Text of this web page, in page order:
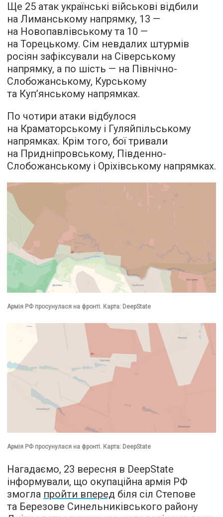
Ще 25 атак українські військові відбили
на Лиманському напрямку, 13 —
на Новопавлівському та 10 —
на Торецькому. Сім невдалих штурмів
росіян зафіксували на Сіверському
напрямку, а по шість — на Північно-
Слобожанському, Курському
та Купʼянському напрямках.
По чотири атаки відбулося
на Краматорському і Гуляйпільському
напрямках. Крім того, бої тривали
на Придніпровському, Південно-
Слобожанському і Оріхівському напрямках.
Армія РФ просунулася на фронті. Карта: DeepState
Армія РФ просунулася на фронті. Карта: DeepState
Нагадаємо, 23 вересня в DeepState
інформували, що окупаційна армія РФ
змогла пройти вперед біля сіл Степове
та Березове Синельниківського району